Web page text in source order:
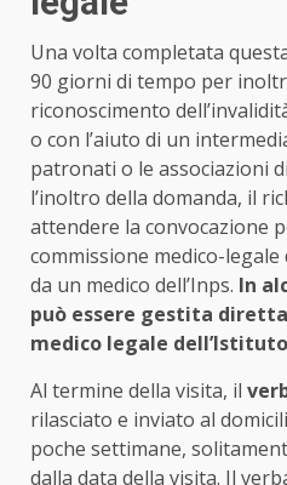
Una volta completata
90 giorni di tempo per
riconoscimento
o con l’aiuto di un
patronati o le associazioni
l’inoltro della domanda, il
attendere la convocazione
commissione medico-
da un medico dell’Inps. In
può essere gestita
medico legale dell’Istituto
Al termine della visita, il
rilasciato e inviato al
poche settimane,
dalla data della visita. Il